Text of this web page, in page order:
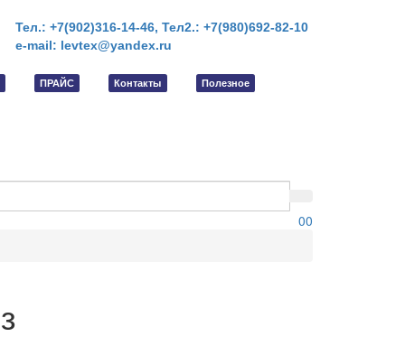
Тел.: +7(902)316-14-46, Тел2.: +7(980)692-82-10
e-mail: levtex@yandex.ru
ПРАЙС Контакты Полезное
0
0